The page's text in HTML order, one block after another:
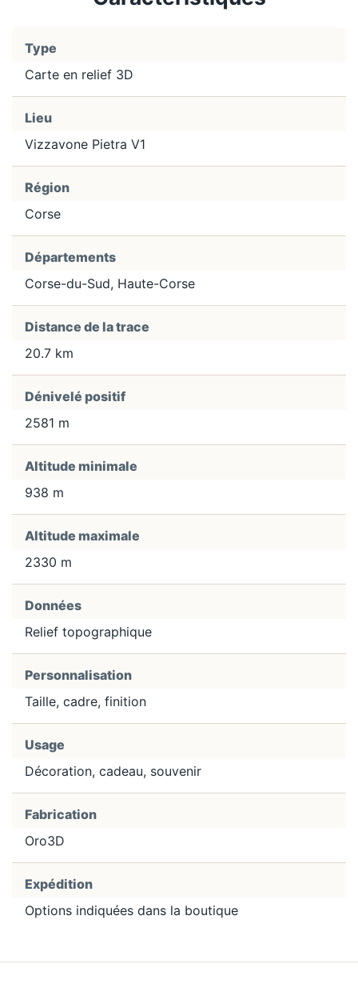
Type
Carte en relief 3D
Lieu
Vizzavone Pietra V1
Région
Corse
Départements
Corse-du-Sud, Haute-Corse
Distance de la trace
20.7 km
Dénivelé positif
2581 m
Altitude minimale
938 m
Altitude maximale
2330 m
Données
Relief topographique
Personnalisation
Taille, cadre, finition
Usage
Décoration, cadeau, souvenir
Fabrication
Oro3D
Expédition
Options indiquées dans la boutique